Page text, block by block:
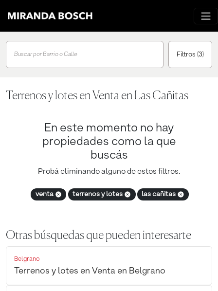
Buscar por Barrio o Calle Filtros (3)
Terrenos y lotes en Venta en Las Cañitas
En este momento no hay
propiedades como la que
buscás
Probá eliminando alguno de estos filtros.
venta terrenos y lotes las cañitas
Otras búsquedas que pueden interesarte
Belgrano
Terrenos y lotes en Venta en Belgrano